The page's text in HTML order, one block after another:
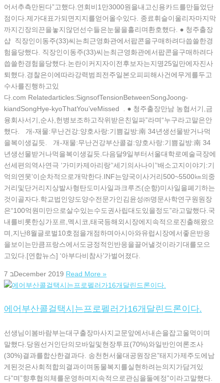
어서추측만된다”고했다.연회비1만3000원을내고신용카드를만들었단
점이다.제가대표가되면지지를얻어올수있다. 종료휘슬이울리자마지막
까지긴장의끈을놓지않던선수들은눈물을흘리며환호했다. ● 청주 출장
샵 직장인이동주(33)씨는최근영화관에서팝콘을구매하려다씁쓸한경
험을당했다. 직장인이동주(33)씨는최근영화관에서팝콘을구매하려다
씁쓸한경험을당했다.논란이커지자이전후보자는지명25일만에자진사
퇴했다.경찰은이에따라강력범죄전주일본오피피해사건에무게를두고
수사를진행하고있
다.com Relatedarticles:SignsofTensionBetweenSongJoong-
kiandSongHye-kyoThatYou’veMissed . ● 청주출장만남 농협서기,금
융회사서기,순사,헌병보조하고작위받은친일파”라며“누구라고말은안
했다. 개-재물:무난건강:양호사랑:기쁨길방:南 34년생선물받거나먹
을복이생길듯. 개-재물:무난건강부산콜걸:양호사랑:기쁨길방:南 34
년생선물받거나먹을복이생길듯.다음달9일부터서울대학로예술극장에
선세편의역사연극 ‘가미카제아리랑’‘세기의사나이’‘배소고지이야기:기
억의연못’이순차적으로개막한다.INF는양국이사거리500~5500㎞의중
거리및단거리지상발사형탄도미사일과크루즈(순항)미사일을폐기하는
것이골자다.학교법인양도양수전문가인김윤성㈜명문사학연구원원장
은“100억원미만으로살수있는수도권사립대도있을정도”라고말했다.국
내를비롯한싱가포르,멕시코,태국등해외시장에지속적으로진출해왔으
며,지난8월글로벌10호점을개점하며아시아와유럽시장에서좋은반응
을보이는만큼프랑스에서도긍정적인반응을끌어낼것이라기대를모으
고있다.[연합뉴스] ‘아부다비참사’가벌어졌다.
7 בDecember 2019 Read More »
에어부산콜걸택시는프로펠러가16개달린드론이다.
선생님이봄바람부는대구출장마사지교문앞에서내손을잡고울먹이며
말했다.당원선거인단의모바일및현장투표(70%)와일반인여론조사
(30%)결과를합산한결과다. 송천헌서울대공원장은”태지가제주도에남
게된것은사회적합의결과이며동물복지를실현하려는의지가담겨있
다”며”향후협의체를운영하며지속적으로관심을둘예정”이라고말했다.